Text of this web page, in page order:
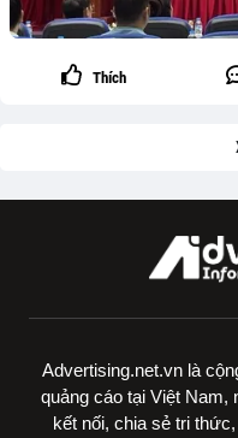
Thích
Advertising.net.vn là
quảng cáo tại Việt Nam,
kết nối, chia sẻ tri